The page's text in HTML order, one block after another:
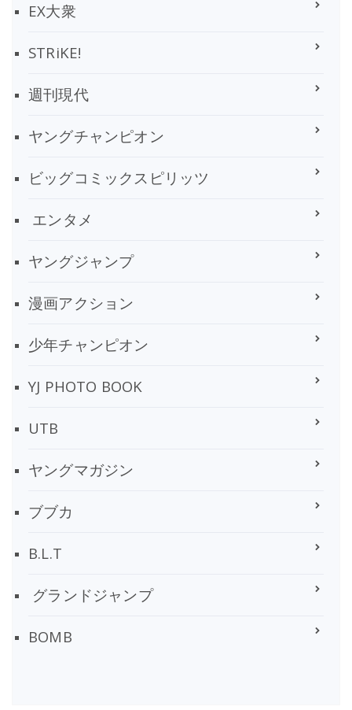
EX大衆
STRiKE!
週刊現代
ヤングチャンピオン
ビッグコミックスピリッツ
エンタメ
ヤングジャンプ
漫画アクション
少年チャンピオン
YJ PHOTO BOOK
UTB
ヤングマガジン
ブブカ
B.L.T
グランドジャンプ
BOMB